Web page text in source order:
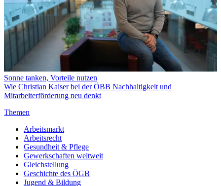
Sonne tanken, Vorteile nutzen
Wie Christian Kaiser bei der ÖBB Nachhaltigkeit und
Mitarbeiterförderung neu denkt
Themen
Arbeitsmarkt
Arbeitsrecht
Gesundheit & Pflege
Gewerkschaften weltweit
Gleichstellung
Geschichte des ÖGB
Jugend & Bildung